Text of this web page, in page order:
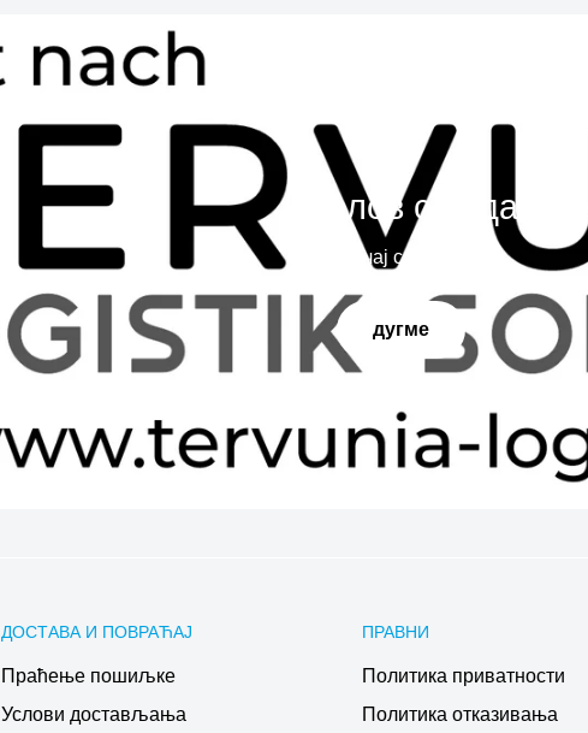
Наслов слајда
Испричај своју причу
дугме
ДОСТАВА И ПОВРАЋАЈ
Праћење пошиљке
Услови достављања
ПРАВНИ
Политика приватности
Политика отказивања